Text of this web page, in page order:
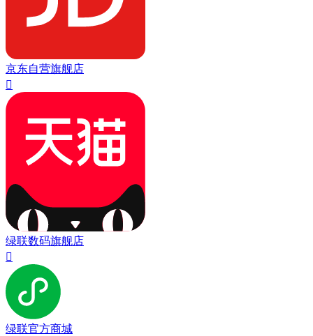
京东自营旗舰店

绿联数码旗舰店

绿联官方商城